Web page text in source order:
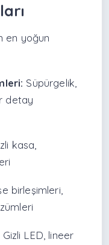
en yoğun
Süpürgelik,
detay
kasa,
birleşimleri,
Gizli LED, lineer